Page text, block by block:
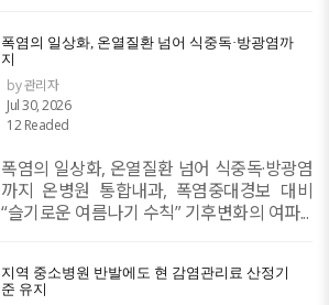
폭염의 일상화, 온열질환 넘어 식중독·방광염까
지
by 관리자
Jul 30, 2026
12 Readed
폭염의 일상화, 온열질환 넘어 식중독·방광염
까지 온병원 통합내과, 폭염중대경보 대비
“슬기로운 여름나기 수칙” 기후변화의 여파...
지역 중소병원 반발에도 현 감염관리료 산정기
준 유지